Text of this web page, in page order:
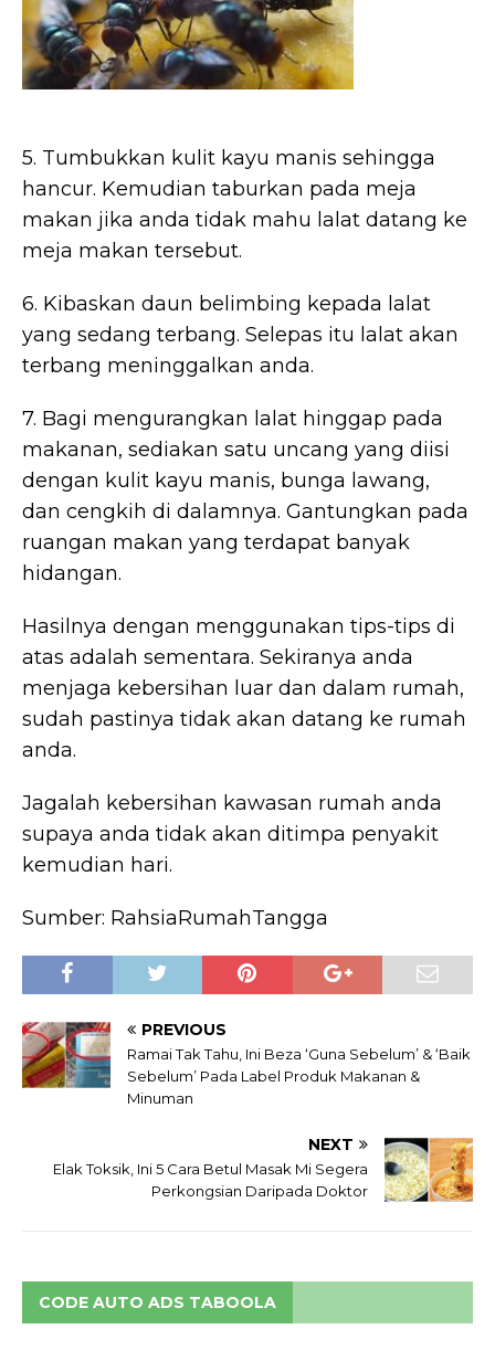
5. Tumbukkan kulit kayu manis sehingga
hancur. Kemudian taburkan pada meja
makan jika anda tidak mahu lalat datang ke
meja makan tersebut.
6. Kibaskan daun belimbing kepada lalat
yang sedang terbang. Selepas itu lalat akan
terbang meninggalkan anda.
7. Bagi mengurangkan lalat hinggap pada
makanan, sediakan satu uncang yang diisi
dengan kulit kayu manis, bunga lawang,
dan cengkih di dalamnya. Gantungkan pada
ruangan makan yang terdapat banyak
hidangan.
Hasilnya dengan menggunakan tips-tips di
atas adalah sementara. Sekiranya anda
menjaga kebersihan luar dan dalam rumah,
sudah pastinya tidak akan datang ke rumah
anda.
Jagalah kebersihan kawasan rumah anda
supaya anda tidak akan ditimpa penyakit
kemudian hari.
Sumber: RahsiaRumahTangga
PREVIOUS
Ramai Tak Tahu, Ini Beza ‘Guna Sebelum’ & ‘Baik
Sebelum’ Pada Label Produk Makanan &
Minuman
NEXT
Elak Toksik, Ini 5 Cara Betul Masak Mi Segera
Perkongsian Daripada Doktor
CODE AUTO ADS TABOOLA